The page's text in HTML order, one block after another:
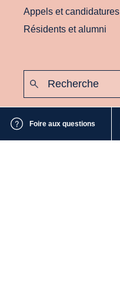
Appels et candidatures
Résidents et alumni
Foire aux questions